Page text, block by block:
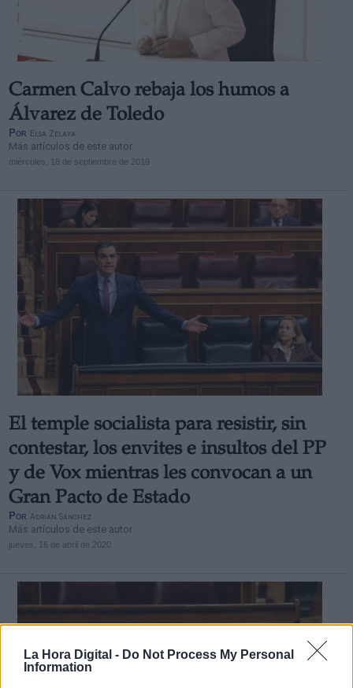
La Hora Digital - Do Not Process My Personal
Information
Carmen Calvo rebaja los humos a
Álvarez de Toledo
Por Elsa Zelaya
Más artículos de este autor
miércoles, 18 de septiembre de 2019
El temple socialista para resistir, sin
contestar, los envites e insultos del PP
y de Vox mientras les convocan a un
Gran Pacto de Estado
Por Adrián Sánchez
Más artículos de este autor
jueves, 16 de abril de 2020
Derechos:
Información adicional